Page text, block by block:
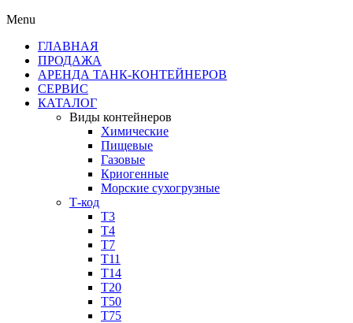
Menu
ГЛАВНАЯ
ПРОДАЖА
АРЕНДА ТАНК-КОНТЕЙНЕРОВ
СЕРВИС
КАТАЛОГ
Виды контейнеров
Химические
Пищевые
Газовые
Криогенные
Морские сухогрузные
Т-код
Т3
Т4
Т7
Т11​
Т14
Т20
Т50
Т75